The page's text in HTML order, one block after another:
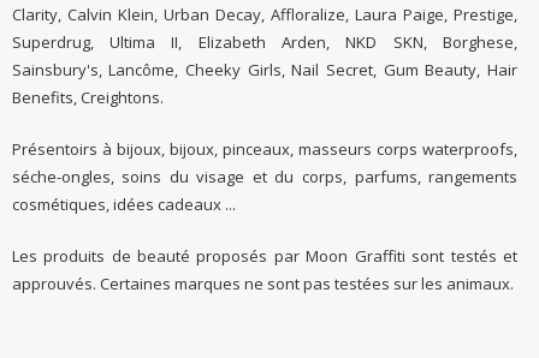
Clarity, Calvin Klein, Urban Decay, Affloralize, Laura Paige, Prestige,
Superdrug, Ultima II, Elizabeth Arden, NKD SKN, Borghese,
Sainsbury's, Lancôme, Cheeky Girls, Nail Secret, Gum Beauty, Hair
Benefits, Creightons.
Présentoirs à bijoux, bijoux, pinceaux, masseurs corps waterproofs,
séche-ongles, soins du visage et du corps, parfums, rangements
cosmétiques, idées cadeaux ...
Les produits de beauté proposés par Moon Graffiti sont testés et
approuvés. Certaines marques ne sont pas testées sur les animaux.